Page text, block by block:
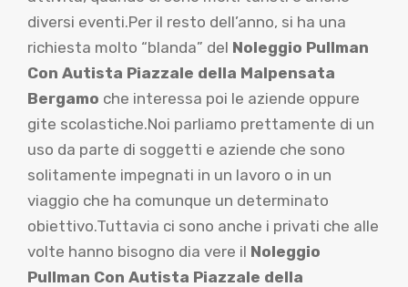
diversi eventi.Per il resto dell’anno, si ha una
richiesta molto “blanda” del Noleggio Pullman
Con Autista Piazzale della Malpensata
Bergamo che interessa poi le aziende oppure
gite scolastiche.Noi parliamo prettamente di un
uso da parte di soggetti e aziende che sono
solitamente impegnati in un lavoro o in un
viaggio che ha comunque un determinato
obiettivo.Tuttavia ci sono anche i privati che alle
volte hanno bisogno dia vere il Noleggio
Pullman Con Autista Piazzale della